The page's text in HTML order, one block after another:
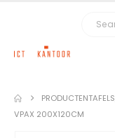
PRODUCTENTAFELS
VPAX 200X120CM